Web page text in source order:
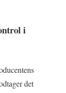
i
det